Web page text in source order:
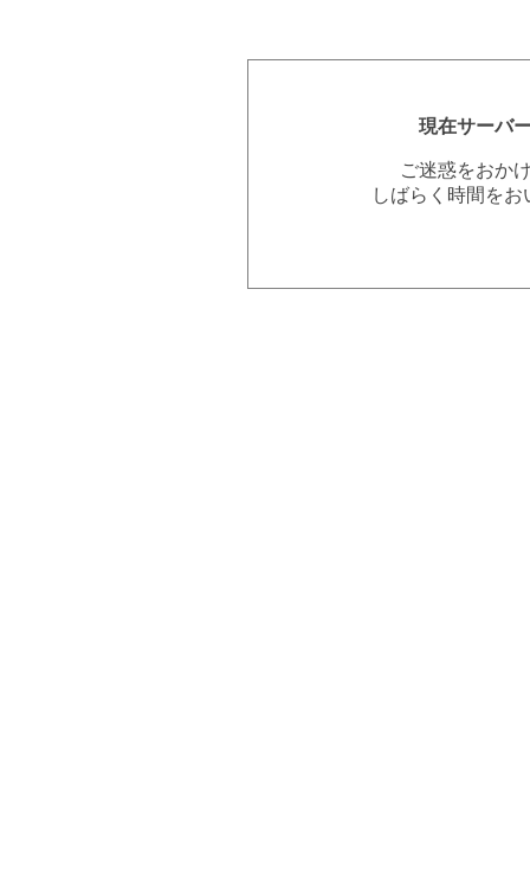
現在サーバ
ご迷惑をおか
しばらく時間を